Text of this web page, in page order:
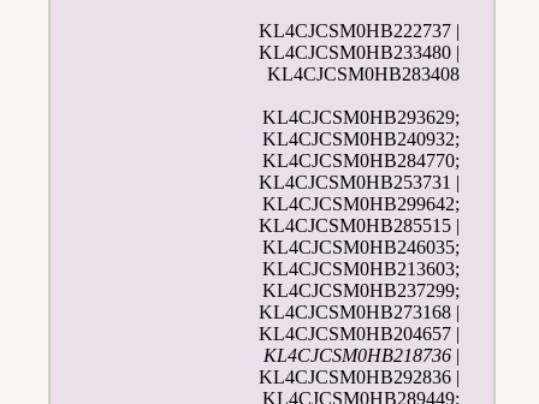
KL4CJCSM0HB222737 |
KL4CJCSM0HB233480 |
KL4CJCSM0HB283408
KL4CJCSM0HB293629;
KL4CJCSM0HB240932;
KL4CJCSM0HB284770;
KL4CJCSM0HB253731 |
KL4CJCSM0HB299642;
KL4CJCSM0HB285515 |
KL4CJCSM0HB246035;
KL4CJCSM0HB213603;
KL4CJCSM0HB237299;
KL4CJCSM0HB273168 |
KL4CJCSM0HB204657 |
KL4CJCSM0HB218736 |
KL4CJCSM0HB292836 |
KL4CJCSM0HB289449;